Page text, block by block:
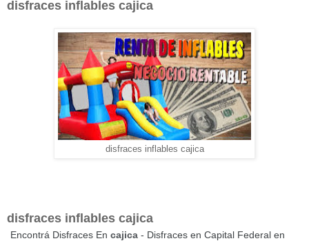
disfraces inflables cajica
disfraces inflables cajica
disfraces inflables cajica
Encontrá Disfraces En cajica - Disfraces en Capital Federal en